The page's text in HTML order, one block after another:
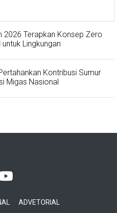
2026 Terapkan Konsep Zero
Lingkungan
Kontribusi Sumur
Migas Nasional
ADVETORIAL